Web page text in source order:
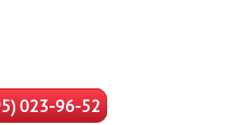
023-96-52